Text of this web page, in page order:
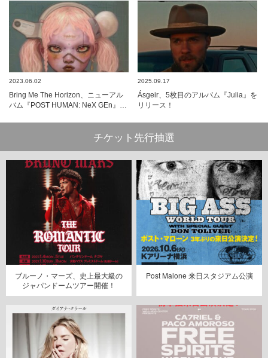
2023.06.02
Bring Me The Horizon、ニューアル
バム『POST HUMAN: NeX GEn』…
2025.09.17
Ásgeir、5枚目のアルバム『Julia』を
リリース！
チケット先行抽選
ブルーノ・マーズ、史上最大級の
ジャパンドームツアー開催！
Post Malone 来日スタジアム公演